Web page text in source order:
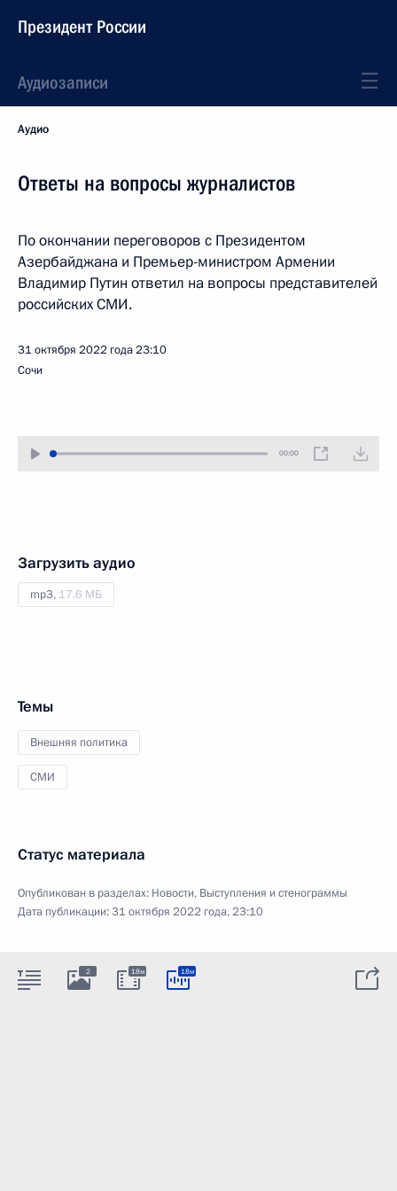
Президент России
Аудиозаписи
Аудио
Ответы на вопросы журналистов
По окончании переговоров с Президентом
Азербайджана и Премьер-министром Армении
Владимир Путин ответил на вопросы представителей
российских СМИ.
31 октября 2022 года23:10
Сочи
00:00
Загрузить аудио
mp3, 17.6 МБ
Темы
Внешняя политика
СМИ
Статус материала
Опубликован в разделах: Новости, Выступления и стенограммы
Дата публикации:31 октября 2022 года, 23:10
2 18м 18м